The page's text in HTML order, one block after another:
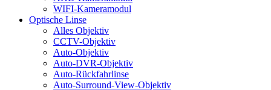
WIFI-Kameramodul
Optische Linse
Alles Objektiv
CCTV-Objektiv
Auto-Objektiv
Auto-DVR-Objektiv
Auto-Rückfahrlinse
Auto-Surround-View-Objektiv